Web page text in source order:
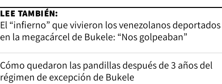
LEE TAMBIÉN:
El “infierno” que vivieron los venezolanos deportados
en la megacárcel de Bukele: “Nos golpeaban”
Cómo quedaron las pandillas después de 3 años del
régimen de excepción de Bukele